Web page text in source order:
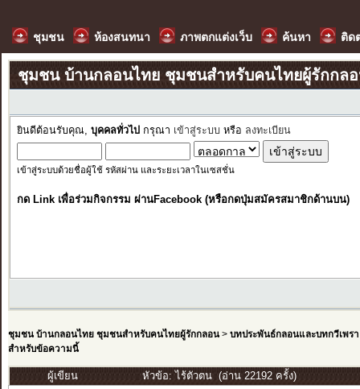
ชุมชน ห้องสนทนา ภาพตกแต่งเว็บ ค้นหา ติด
ชุมชน บ้านกลอนไทย ชุมชนสำหรับคนไทยผู้รักกล
ยินดีต้อนรับคุณ, บุคคลทั่วไป กรุณา เข้าสู่ระบบ หรือ ลงทะเบียน
เข้าสู่ระบบด้วยชื่อผู้ใช้ รหัสผ่าน และระยะเวลาในเซสชั่น
กด Link เพื่อร่วมกิจกรรม ผ่านFacebook (หรือกดปุ่มสมัครสมาชิกด้านบน)
ชุมชน บ้านกลอนไทย ชุมชนสำหรับคนไทยผู้รักกลอน> บทประพันธ์กลอนและบทกวีเพรา
สำหรับข้อความนี้
ผู้เขียน หัวข้อ: ไร้ตัวตน (อ่าน 22192 ครั้ง)